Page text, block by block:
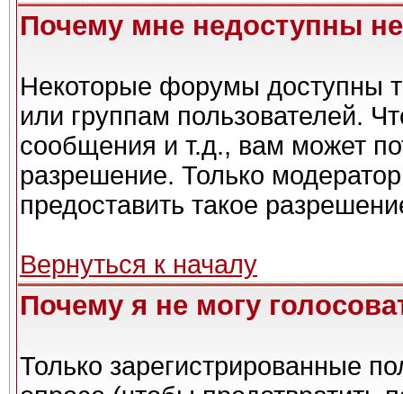
Почему мне недоступны
Некоторые форумы доступны
или группам пользователей.
сообщения и т.д., вам может
разрешение. Только
предоставить такое
Вернуться к началу
Почему я не могу
Только зарегистрированные